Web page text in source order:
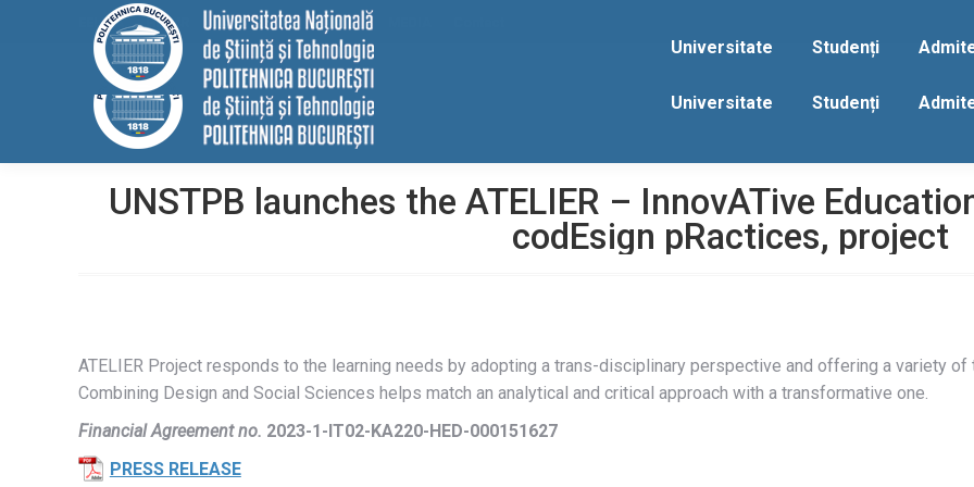
EELISA HRS4R Internațional ALUMNI
Universitate Studenți
UNSTPB launches the ATELIER – InnovATive
codEsign pRactices, project
ATELIER Project responds to the learning needs by adopting a trans-disciplinary perspective and offering a variety of
Combining Design and Social Sciences helps match an analytical and critical approach with a transformative one.
Financial Agreement no. 2023-1-IT02-KA220-HED-000151627
PRESS RELEASE
Universitate Studenți